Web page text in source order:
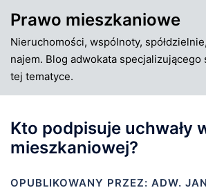
do
treści
Prawo mieszkaniowe
Nieruchomości, wspólnoty, spółdzielnie,
najem. Blog adwokata specjalizującego
tej tematyce.
Kto podpisuje uchwały
mieszkaniowej?
OPUBLIKOWANY PRZEZ: ADW.